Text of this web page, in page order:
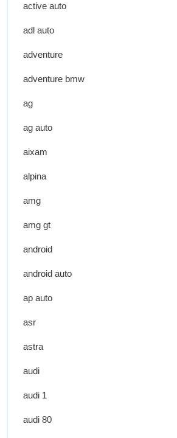
active auto
adl auto
adventure
adventure bmw
ag
ag auto
aixam
alpina
amg
amg gt
android
android auto
ap auto
asr
astra
audi
audi 1
audi 80